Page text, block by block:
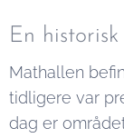
En
Mathallen
tidligere var
dag er